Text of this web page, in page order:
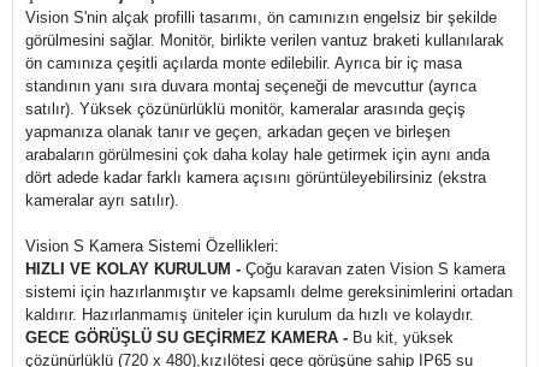
Vision S'nin alçak profilli tasarımı, ön camınızın engelsiz bir şekilde
görülmesini sağlar. Monitör, birlikte verilen vantuz braketi kullanılarak
ön camınıza çeşitli açılarda monte edilebilir. Ayrıca bir iç masa
standının yanı sıra duvara montaj seçeneği de mevcuttur (ayrıca
satılır). Yüksek çözünürlüklü monitör, kameralar arasında geçiş
yapmanıza olanak tanır ve geçen, arkadan geçen ve birleşen
arabaların görülmesini çok daha kolay hale getirmek için aynı anda
dört adede kadar farklı kamera açısını görüntüleyebilirsiniz (ekstra
kameralar ayrı satılır).
Vision S Kamera Sistemi Özellikleri:
HIZLI VE KOLAY KURULUM - Çoğu karavan zaten Vision S kamera
sistemi için hazırlanmıştır ve kapsamlı delme gereksinimlerini ortadan
kaldırır. Hazırlanmamış üniteler için kurulum da hızlı ve kolaydır.
GECE GÖRÜŞLÜ SU GEÇİRMEZ KAMERA - Bu kit, yüksek
çözünürlüklü (720 x 480),kızılötesi gece görüşüne sahip IP65 su